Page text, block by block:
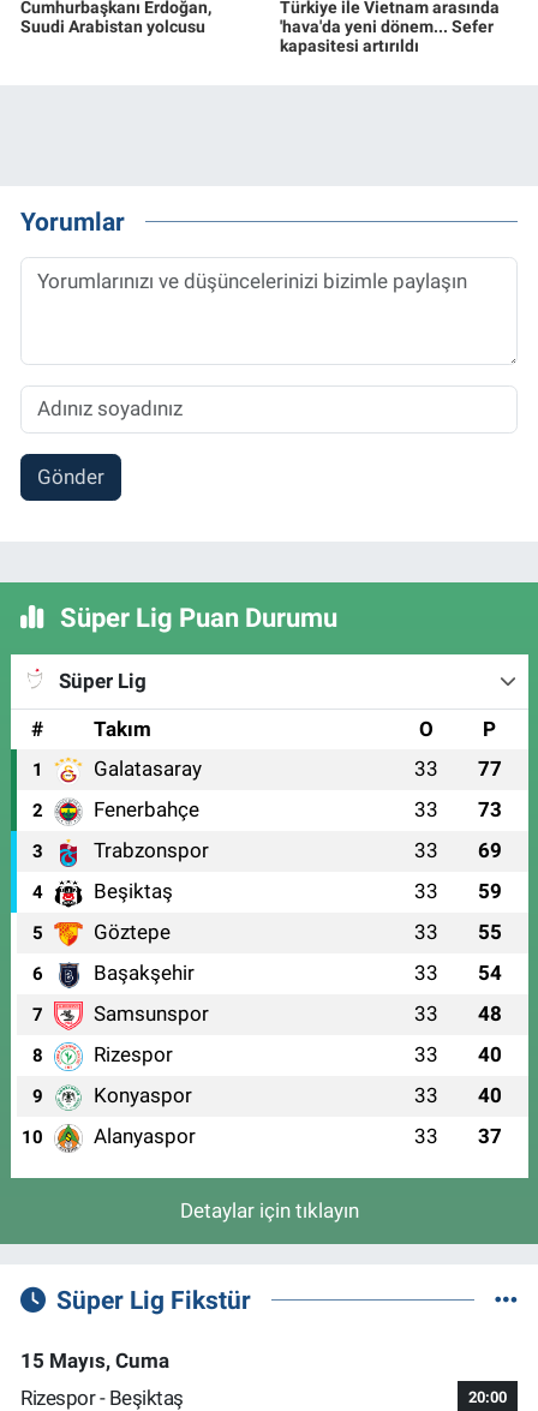
Cumhurbaşkanı Erdoğan,
Suudi Arabistan yolcusu
Türkiye ile Vietnam arasında
'hava'da yeni dönem... Sefer
kapasitesi artırıldı
Yorumlar
Gönder
Süper Lig Puan Durumu
Süper Lig
#
Takım O P
1 Galatasaray 33 77
2 Fenerbahçe 33 73
3 Trabzonspor 33 69
4 Beşiktaş 33 59
5 Göztepe 33 55
6 Başakşehir 33 54
7 Samsunspor 33 48
8 Rizespor 33 40
9 Konyaspor 33 40
10 Alanyaspor 33 37
Detaylar için tıklayın
Süper Lig Fikstür
15 Mayıs, Cuma
Rizespor - Beşiktaş
20:00